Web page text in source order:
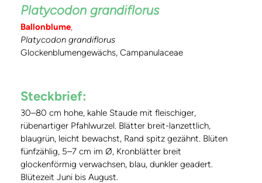
Platycodon grandiflorus
Ballonblume,
Platycodon grandiflorus
Glockenblumengewächs, Campanulaceae
Steckbrief:
30–80 cm hohe, kahle Staude mit fleischiger,
rübenartiger Pfahlwurzel. Blätter breit-lanzettlich,
blaugrün, leicht bewachst, Rand spitz gezähnt. Blüten
fünfzählig, 5–7 cm im Ø, Kronblätter breit
glockenförmig verwachsen, blau, dunkler geadert.
Blütezeit Juni bis August.